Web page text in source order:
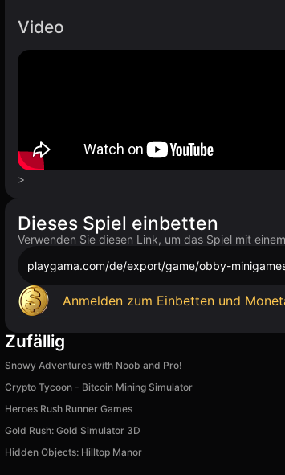
Video
>
Dieses Spiel einbetten
Verwenden Sie diesen Link, um das Spiel mit
playgama.com/de/export/game/obby-
Anmelden zum Einbetten und
Zufällig
Snowy Adventures with Noob and Pro!
Crypto Tycoon - Bitcoin Mining Simulator
Heroes Rush Runner Games
Gold Rush: Gold Simulator 3D
Hidden Objects: Hilltop Manor